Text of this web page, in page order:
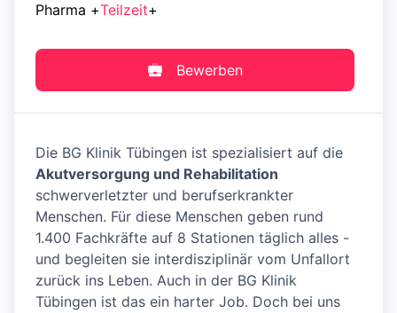
Pharma +Teilzeit+
Bewerben
Die BG Klinik Tübingen ist spezialisiert auf die
Akutversorgung und Rehabilitation
schwerverletzter und berufserkrankter
Menschen. Für diese Menschen geben rund
1.400 Fachkräfte auf 8 Stationen täglich alles -
und begleiten sie interdisziplinär vom Unfallort
zurück ins Leben. Auch in der BG Klinik
Tübingen ist das ein harter Job. Doch bei uns